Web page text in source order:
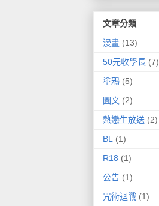
文章分類
漫畫 (13)
50元收學長 (7)
塗鴉 (5)
圖文 (2)
熱戀生放送 (2)
BL (1)
R18 (1)
公告 (1)
咒術迴戰 (1)